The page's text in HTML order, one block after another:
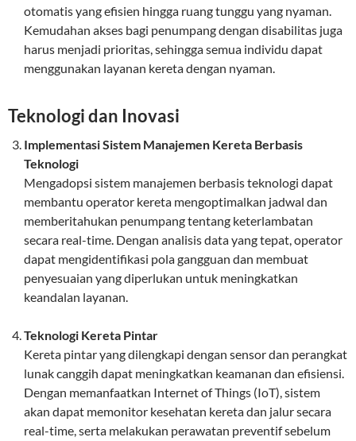
otomatis yang efisien hingga ruang tunggu yang nyaman.
Kemudahan akses bagi penumpang dengan disabilitas juga
harus menjadi prioritas, sehingga semua individu dapat
menggunakan layanan kereta dengan nyaman.
Teknologi dan Inovasi
Implementasi Sistem Manajemen Kereta Berbasis
Teknologi
Mengadopsi sistem manajemen berbasis teknologi dapat
membantu operator kereta mengoptimalkan jadwal dan
memberitahukan penumpang tentang keterlambatan
secara real-time. Dengan analisis data yang tepat, operator
dapat mengidentifikasi pola gangguan dan membuat
penyesuaian yang diperlukan untuk meningkatkan
keandalan layanan.
Teknologi Kereta Pintar
Kereta pintar yang dilengkapi dengan sensor dan perangkat
lunak canggih dapat meningkatkan keamanan dan efisiensi.
Dengan memanfaatkan Internet of Things (IoT), sistem
akan dapat memonitor kesehatan kereta dan jalur secara
real-time, serta melakukan perawatan preventif sebelum